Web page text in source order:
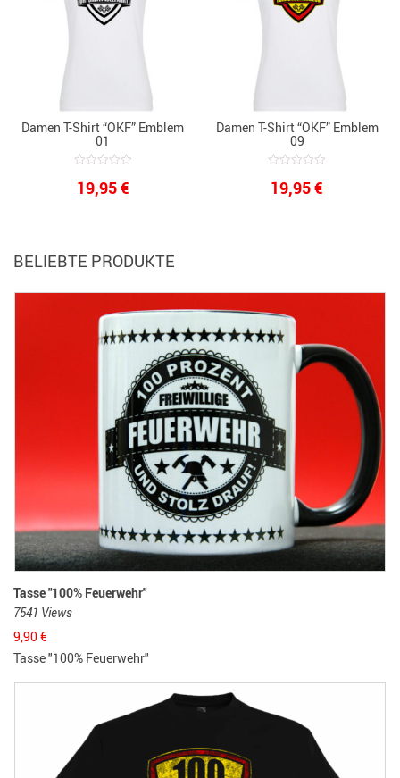
Damen T-Shirt “OKF” Emblem
01
out
of
19,95€
Damen T-Shirt “OKF” Emblem
09
out
of
19,95€
BELIEBTE PRODUKTE
Tasse "100% Feuerwehr"
7541 Views
9,90€
Tasse "100% Feuerwehr"